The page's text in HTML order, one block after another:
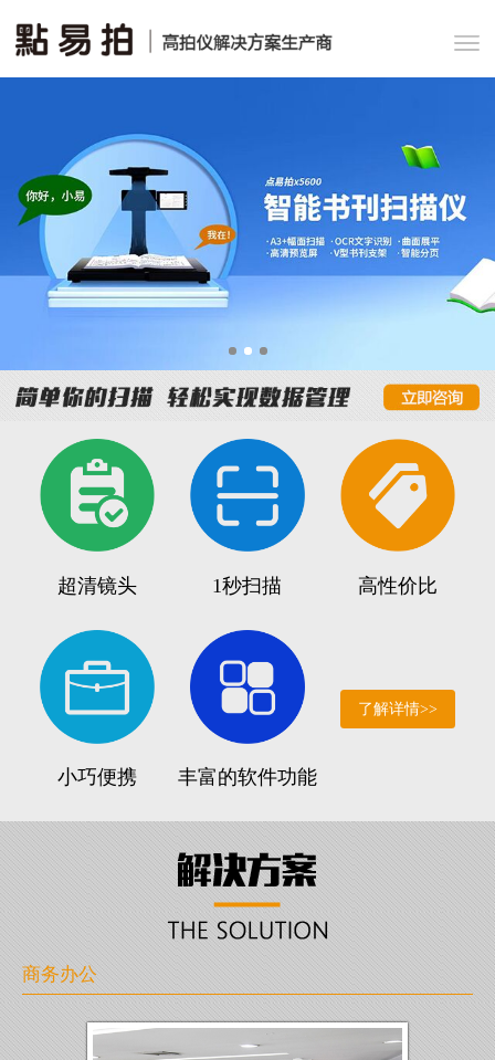
超清镜头 1秒扫描 高性价比
小巧便携 丰富的软件功能
了解详情>>
商务办公